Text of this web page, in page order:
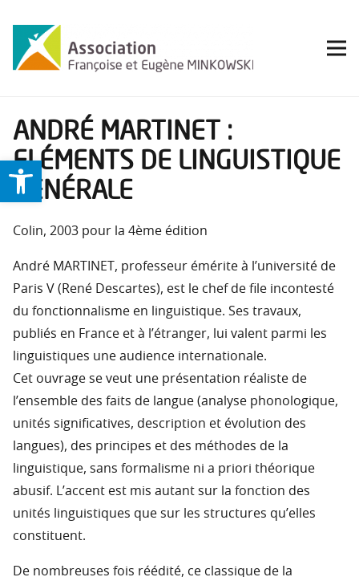
Ouvrir la barre d’outils
ANDRÉ MARTINET :
ELÉMENTS DE LINGUISTIQUE
GÉNÉRALE
Colin, 2003 pour la 4ème édition
André MARTINET, professeur émérite à l’université de
Paris V (René Descartes), est le chef de file incontesté
du fonctionnalisme en linguistique. Ses travaux,
publiés en France et à l’étranger, lui valent parmi les
linguistiques une audience internationale.
Cet ouvrage se veut une présentation réaliste de
l’ensemble des faits de langue (analyse phonologique,
unités significatives, description et évolution des
langues), des principes et des méthodes de la
linguistique, sans formalisme ni a priori théorique
abusif. L’accent est mis autant sur la fonction des
unités linguistiques que sur les structures qu’elles
constituent.
De nombreuses fois réédité, ce classique de la